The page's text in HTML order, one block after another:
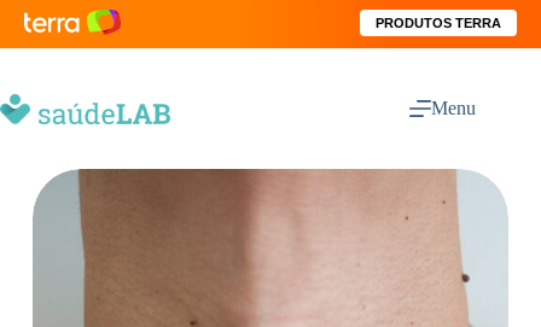
PRODUTOS TERRA
Menu